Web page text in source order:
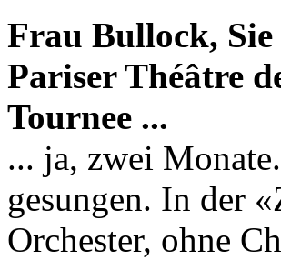
Frau Bullock,
Pariser Théâtre
Tournee ...
... ja, zwei
gesungen. In der
Orchester, ohne